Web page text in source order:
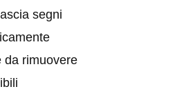
segni
da rimuovere